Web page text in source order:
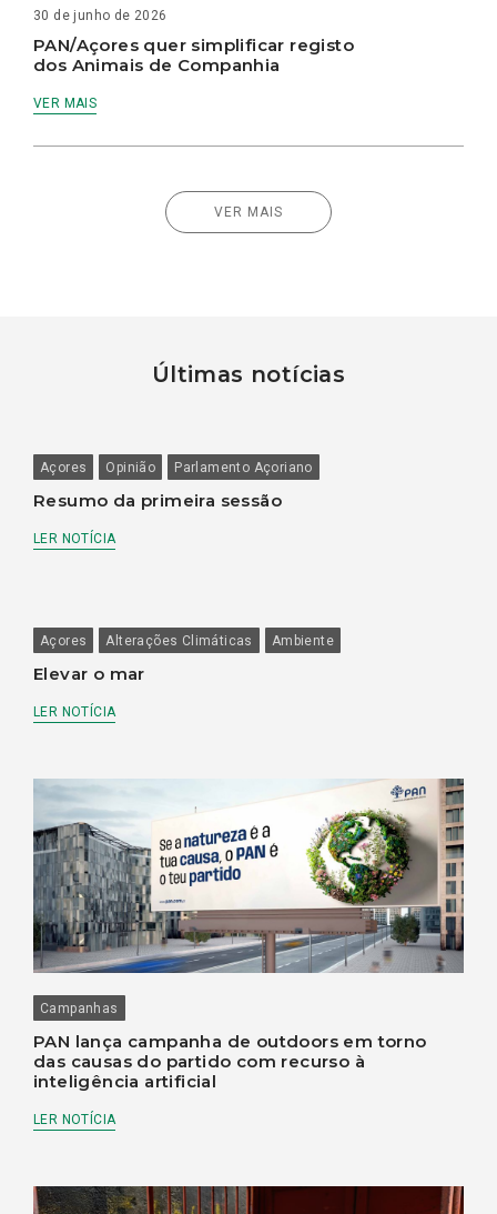
30 de junho de 2026
PAN/Açores quer simplificar registo
dos Animais de Companhia
VER MAIS
VER MAIS
Últimas notícias
Açores Opinião Parlamento Açoriano
Resumo da primeira sessão
LER NOTÍCIA
Açores Alterações Climáticas Ambiente
Elevar o mar
LER NOTÍCIA
Campanhas
PAN lança campanha de outdoors em torno
das causas do partido com recurso à
inteligência artificial
LER NOTÍCIA